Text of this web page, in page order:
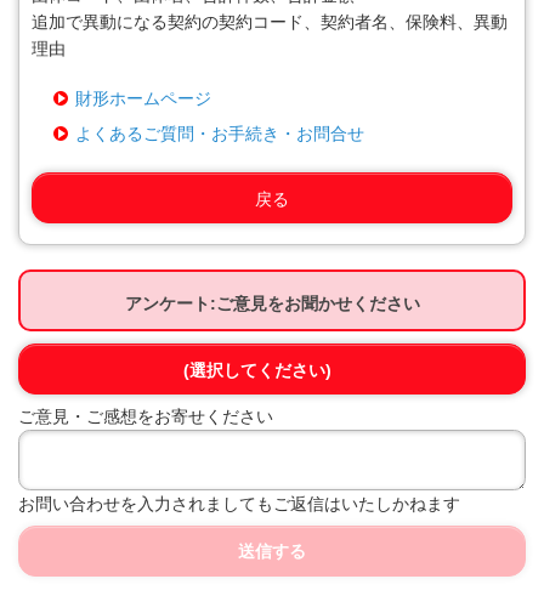
追加で異動になる契約の契約コード、契約者名、保険料、異動
理由
財形ホームページ
よくあるご質問・お手続き・お問合せ
戻る
アンケート:ご意見をお聞かせください
(選択してください)
ご意見・ご感想をお寄せください
お問い合わせを入力されましてもご返信はいたしかねます
送信する